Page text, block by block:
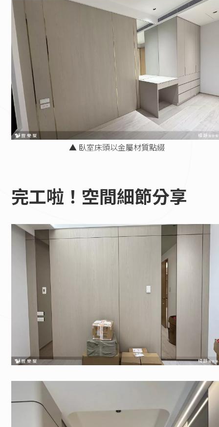
▲ 臥室床頭以金屬材質點綴
完工啦！空間細節分享